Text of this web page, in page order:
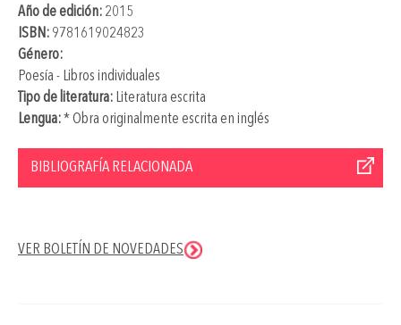
Año de edición: 2015
ISBN: 9781619024823
Género:
Poesía - Libros individuales
Tipo de literatura: Literatura escrita
Lengua:* Obra originalmente escrita en inglés
BIBLIOGRAFÍA RELACIONADA
VER BOLETÍN DE NOVEDADES